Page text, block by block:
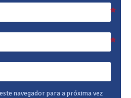
navegador para a próxima vez